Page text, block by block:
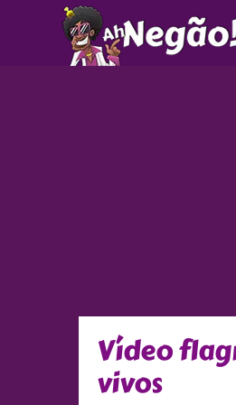
Vídeo
vivos